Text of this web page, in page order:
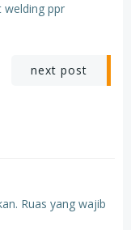
welding ppr
next post
Ruas yang wajib